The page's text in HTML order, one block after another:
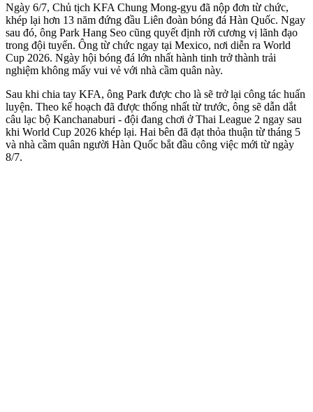
Ngày 6/7, Chủ tịch KFA Chung Mong-gyu đã nộp đơn từ chức,
khép lại hơn 13 năm đứng đầu Liên đoàn bóng đá Hàn Quốc. Ngay
sau đó, ông Park Hang Seo cũng quyết định rời cương vị lãnh đạo
trong đội tuyển. Ông từ chức ngay tại Mexico, nơi diễn ra World
Cup 2026. Ngày hội bóng đá lớn nhất hành tinh trở thành trải
nghiệm không mấy vui vẻ với nhà cầm quân này.
Sau khi chia tay KFA, ông Park được cho là sẽ trở lại công tác huấn
luyện. Theo kế hoạch đã được thống nhất từ trước, ông sẽ dẫn dắt
câu lạc bộ Kanchanaburi - đội đang chơi ở Thai League 2 ngay sau
khi World Cup 2026 khép lại. Hai bên đã đạt thỏa thuận từ tháng 5
và nhà cầm quân người Hàn Quốc bắt đầu công việc mới từ ngày
8/7.